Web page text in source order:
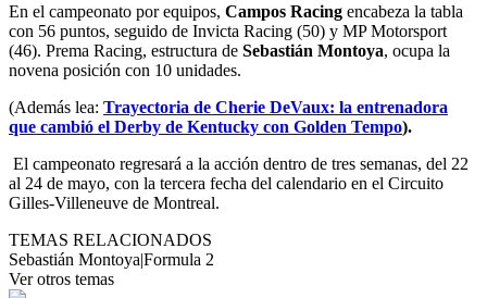
En el campeonato por equipos, Campos Racing encabeza la tabla
con 56 puntos, seguido de Invicta Racing (50) y MP Motorsport
(46). Prema Racing, estructura de Sebastián Montoya, ocupa la
novena posición con 10 unidades.
(Además lea: Trayectoria de Cherie DeVaux: la entrenadora
que cambió el Derby de Kentucky con Golden Tempo).
El campeonato regresará a la acción dentro de tres semanas, del 22
al 24 de mayo, con la tercera fecha del calendario en el Circuito
Gilles-Villeneuve de Montreal.
TEMAS RELACIONADOS
Sebastián Montoya|Formula 2
Ver otros temas